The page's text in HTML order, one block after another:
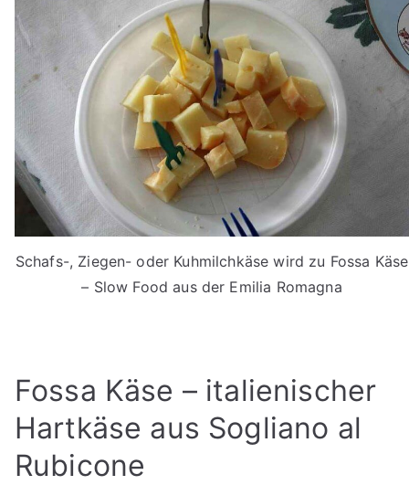
Schafs-, Ziegen- oder Kuhmilchkäse wird zu Fossa Käse
– Slow Food aus der Emilia Romagna
Fossa Käse – italienischer
Hartkäse aus Sogliano al
Rubicone